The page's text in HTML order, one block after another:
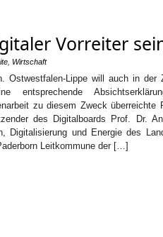
Vorreiter
Wirtschaft
Ostwestfalen-Lippe will auch in
entsprechende
zu diesem Zweck überreichte
des Digitalboards Prof. Dr.
Digitalisierung und Energie des
Leitkommune der […]